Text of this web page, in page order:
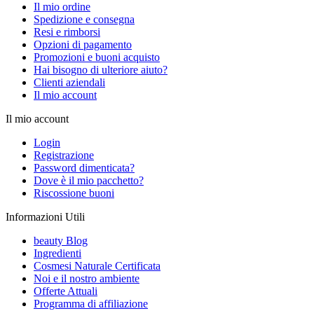
Il mio ordine
Spedizione e consegna
Resi e rimborsi
Opzioni di pagamento
Promozioni e buoni acquisto
Hai bisogno di ulteriore aiuto?
Clienti aziendali
Il mio account
Il mio account
Login
Registrazione
Password dimenticata?
Dove è il mio pacchetto?
Riscossione buoni
Informazioni Utili
beauty Blog
Ingredienti
Cosmesi Naturale Certificata
Noi e il nostro ambiente
Offerte Attuali
Programma di affiliazione